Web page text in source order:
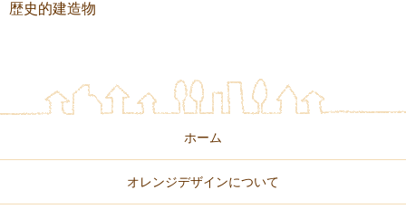
歴史的建造物
ホーム
オレンジデザインについて